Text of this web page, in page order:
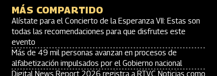
MÁS COMPARTIDO
Alístate para el Concierto de la Esperanza VII: Estas son
todas las recomendaciones para que disfrutes este
evento
Más de 49 mil personas avanzan en procesos de
alfabetización impulsados por el Gobierno nacional
Digital News Report 2026 registra a RTVC Noticias como